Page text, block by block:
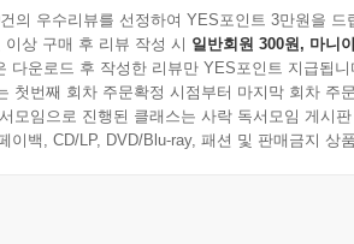
의 우수리뷰를 선정하여 YES포인트 3만원을 드
이상 구매 후 리뷰 작성 시 일반회원 300원, 마니
다운로드 후 작성한 리뷰만 YES포인트 지급됩니
첫번째 회차 주문확정 시점부터 마지막 회차 주
모임으로 진행된 클래스는 사락 독서모임 게시
이백, CD/LP, DVD/Blu-ray, 패션 및 판매금지 상